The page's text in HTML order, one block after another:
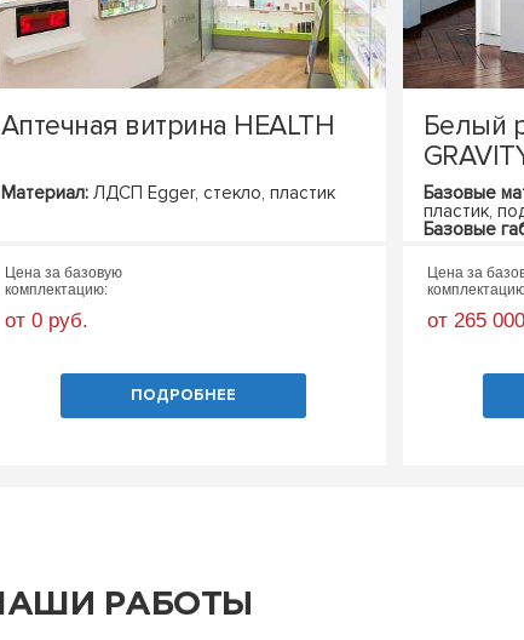
Аптечная витрина HEALTH
Материал:ЛДСП Egger, стекло, пластик
Цена за базовую
комплектацию:
от 0 руб.
ПОДРОБНЕЕ
Белый
Базовые
пластик,
Базовые
Цена за
от 265
РАБОТЫ